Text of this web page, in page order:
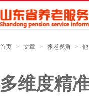
首页 > 文章 > 养老视角 >
多维度精